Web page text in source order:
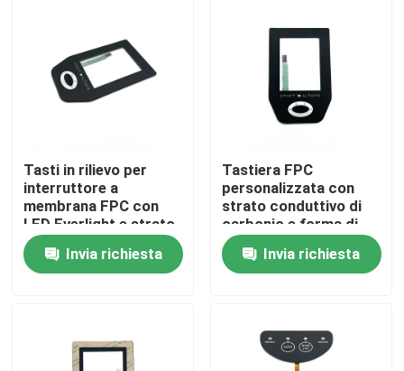
Chi siamo
Controllo di qualità
Contattaci
Pannello del commutatore di membrana
Tasti in rilievo per
interruttore a
membrana FPC con
LED Everlight e strato
conduttivo al carbonio
Invia richiesta
Tastiera FPC
personalizzata con
strato conduttivo di
carbonio e forma di
incisione di pollo
Invia richiesta